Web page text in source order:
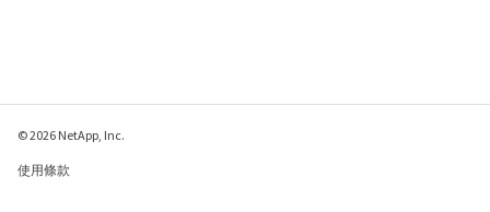
© 2026 NetApp, Inc.
使用條款